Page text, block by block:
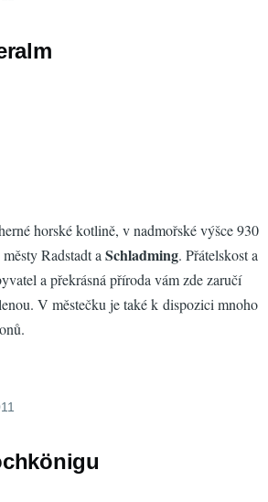
horské kotlině, v nadmořské výšce 930
Radstadt a Schladming. Přátelskost a
a překrásná příroda vám zde zaručí
V městečku je také k dispozici mnoho